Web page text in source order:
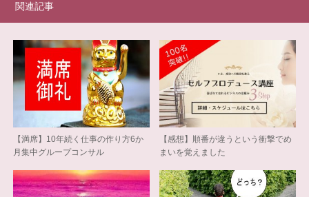
関連記事
【満席】10年続く仕事の作り方6か
月集中グループコンサル
【感想】順番が違うという衝撃でめ
まいを覚えました